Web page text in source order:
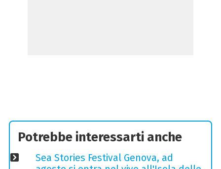
Potrebbe interessarti anche
Sea Stories Festival Genova, ad